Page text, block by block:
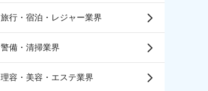
旅行・宿泊・レジャー業界
警備・清掃業界
理容・美容・エステ業界